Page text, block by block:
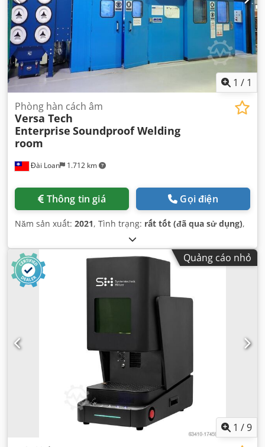
1 / 1
Đài Loan 1.712 km
Phòng hàn cách âm
Versa Tech
Enterprise Soundproof Welding
room
Thông tin giá Gọi điện
Năm sản xuất: 2021, Tình trạng: rất tốt (đã qua sử dụng),
Quảng cáo nhỏ
1 /9